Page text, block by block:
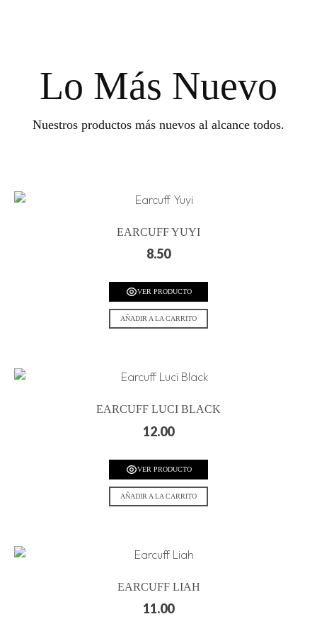
Lo Más Nuevo
Nuestros productos más nuevos al alcance todos.
EARCUFF YUYI
8.50
VER PRODUCTO
AÑADIR A LA CARRITO
EARCUFF LUCI BLACK
12.00
VER PRODUCTO
AÑADIR A LA CARRITO
EARCUFF LIAH
11.00